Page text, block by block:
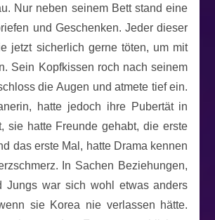
Nur neben seinem Bett stand eine
und Geschenken. Jeder dieser
jetzt sicherlich gerne töten, um mit
Sein Kopfkissen roch nach seinem
die Augen und atmete tief ein.
hatte jedoch ihre Pubertät in
sie hatte Freunde gehabt, die erste
das erste Mal, hatte Drama kennen
In Sachen Beziehungen,
Jungs war sich wohl etwas anders
sie Korea nie verlassen hätte.